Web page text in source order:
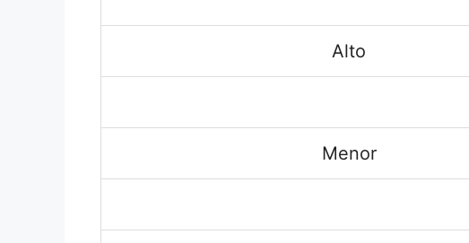
Alto
Menor